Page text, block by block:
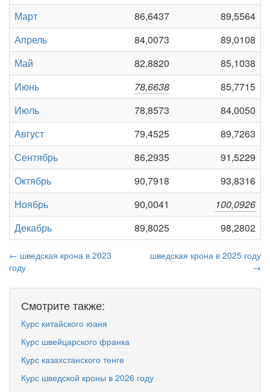
Март
86,6437
89,5564
Апрель
84,0073
89,0108
Май
82,8820
85,1038
Июнь
78,6638
85,7715
Июль
78,8573
84,0050
Август
79,4525
89,7263
Сентябрь
86,2935
91,5229
Октябрь
90,7918
93,8316
Ноябрь
90,0041
100,0926
Декабрь
89,8025 98,2802
← шведская крона в 2023
году
шведская крона в 2025 году
→
Смотрите также:
Курс китайского юаня
Курс швейцарского франка
Курс казахстанского тенге
Курс шведской кроны в 2026 году